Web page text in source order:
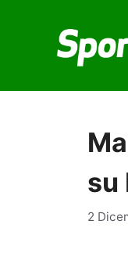
contenuto
su
2